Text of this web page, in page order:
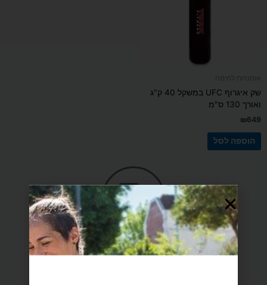
שק איגרוף UFC במשקל 40 ק"ג
ואורך 130 ס"מ
₪649
הוספה לסל
משלוח הכי מהיר עד הבית